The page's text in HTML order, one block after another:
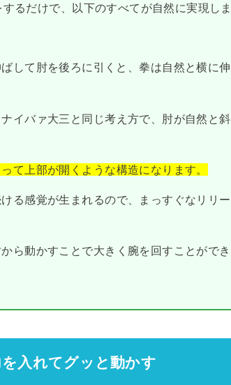
るだけで、以下のすべてが自然に実現しま
ばして肘を後ろに引くと、拳は自然と横に伸
ナイバァ大三と同じ考え方で、肘が自然と斜
て上部が開くような構造になります。
ける感覚が生まれるので、まっすぐなリリー
から動かすことで大きく腕を回すことができ
入れてグッと動かす